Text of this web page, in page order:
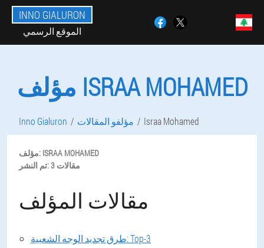
INNO GIALURON
الموقع الرسمي
مؤلف ISRAA MOHAMED
Inno Gialuron مؤلفو المقالات Israa Mohamed
مؤلف: ISRAA MOHAMED
تم النشر:
3 مقالات
مقالات المؤلف
طرق تجديد الوجه الشعبية: Top-3